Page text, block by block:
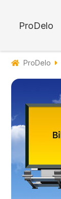
ProDelo
ProDelo